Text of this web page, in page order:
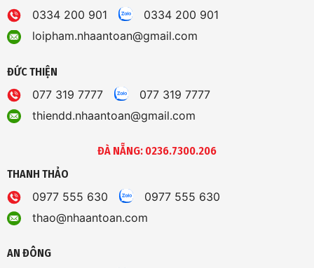
0334 200 901
0334 200 901
loipham.nhaantoan@gmail.com
ĐỨC THIỆN
077 319 7777
077 319 7777
thiendd.nhaantoan@gmail.com
ĐÀ NẴNG: 0236.7300.206
THANH THẢO
0977 555 630
0977 555 630
thao@nhaantoan.com
AN ĐÔNG